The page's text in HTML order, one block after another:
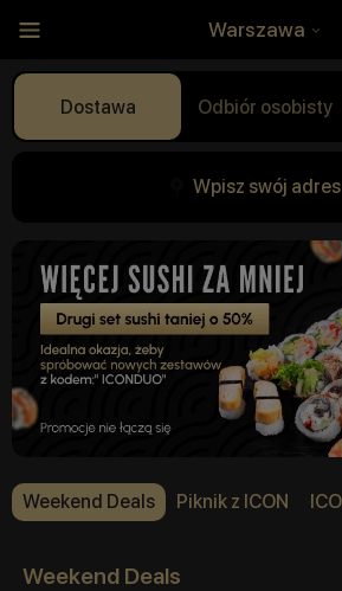
Warszawa
Dostawa Odbiór osobisty
Wpisz swój
Weekend Deals Piknik z ICON
Weekend Deals